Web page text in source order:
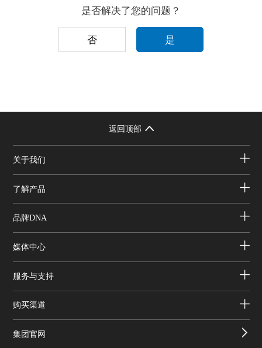
是否解决了您的问题？
否 是
返回顶部
关于我们
了解产品
品牌DNA
媒体中心
服务与支持
购买渠道
集团官网